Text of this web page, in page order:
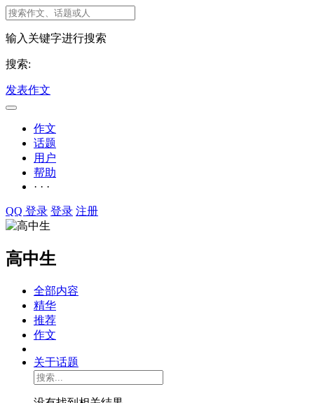
输入关键字进行搜索
搜索:
发表作文
作文
话题
用户
帮助
· · ·
QQ 登录 登录 注册
高中生
全部内容
精华
推荐
作文
关于话题